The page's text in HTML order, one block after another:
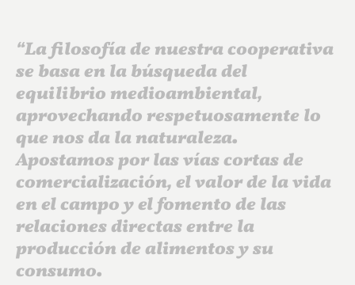
“La filosofía de nuestra cooperativa
se basa en la búsqueda del
equilibrio medioambiental,
aprovechando respetuosamente lo
que nos da la naturaleza.
Apostamos por las vías cortas de
comercialización, el valor de la vida
en el campo y el fomento de las
relaciones directas entre la
producción de alimentos y su
consumo.